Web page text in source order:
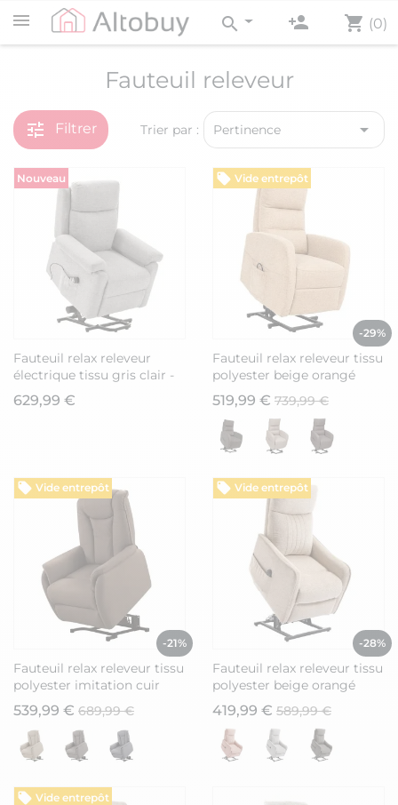
shopping_cart (0)
person_add
search
Fauteuil releveur
tune Filtrer Trier par : Pertinence 
Nouveau
Fauteuil relax releveur
électrique tissu gris clair -
MACIANA
629,99 €
Vide entrepôt
-29%
Fauteuil relax releveur tissu
polyester beige orangé
chiné - NYMPHAEA
519,99 € 739,99 €
Vide entrepôt
-21%
Fauteuil relax releveur tissu
polyester imitation cuir
brun - PANAME
539,99 € 689,99 €
Vide entrepôt
-28%
Fauteuil relax releveur tissu
polyester beige orangé
chiné - BETTA
419,99 € 589,99 €
Vide entrepôt